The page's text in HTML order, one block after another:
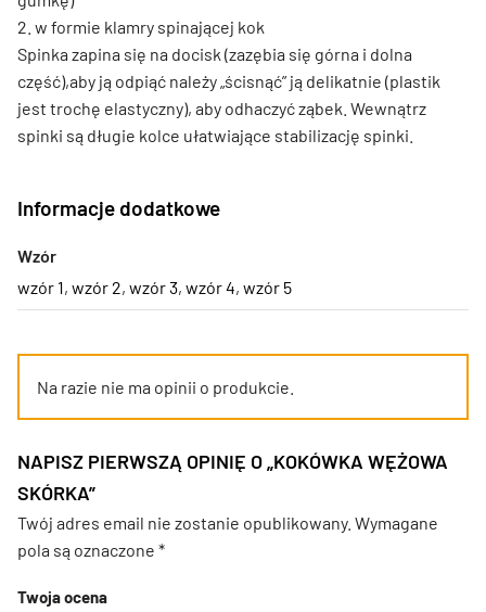
2. w formie klamry spinającej kok
Spinka zapina się na docisk (zazębia się górna i dolna
część),aby ją odpiąć należy „ścisnąć” ją delikatnie (plastik
jest trochę elastyczny), aby odhaczyć ząbek. Wewnątrz
spinki są długie kolce ułatwiające stabilizację spinki.
Informacje dodatkowe
Wzór
wzór 1, wzór 2, wzór 3, wzór 4, wzór 5
Na razie nie ma opinii o produkcie.
NAPISZ PIERWSZĄ OPINIĘ O „KOKÓWKA WĘŻOWA
SKÓRKA”
Twój adres email nie zostanie opublikowany. Wymagane
pola są oznaczone *
Twoja ocena